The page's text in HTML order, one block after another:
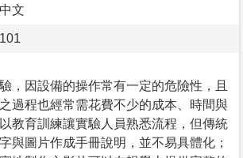
中文
101
，因設備的操作常有一定的危險性，且
過程也經常需花費不少的成本、時間與
教育訓練讓實驗人員熟悉流程，但傳統
與圖片作成手冊說明，並不易具體化；